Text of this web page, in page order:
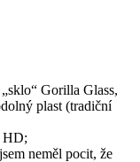
Gorilla Glass,
plast (tradiční
HD;
neměl pocit, že